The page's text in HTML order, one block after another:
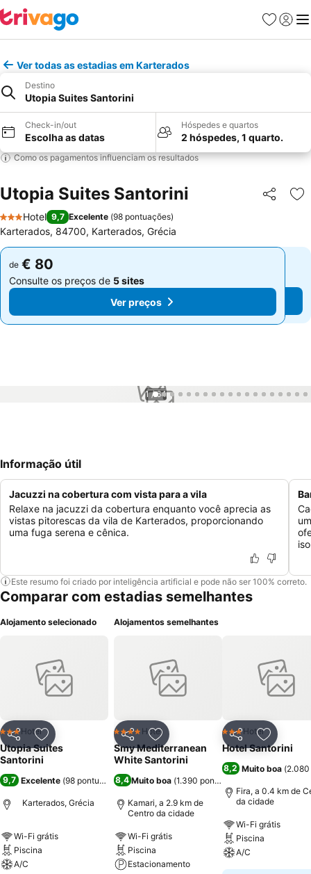
Favoritos
Iniciar
Ver todas as estadias em Karterados
Destino
Utopia Suites Santorini
Check-in/out
Escolha as datas
Hóspedes e quartos
2 hóspedes, 1 quarto.
Como os pagamentos influenciam os resultados
Utopia Suites Santorini Partilhar
3 Estrelas
Hotel 9,7 Excelente (98 pontuações)
Karterados, 84700, Karterados, Grécia
de € 80
Consulte os preços de 5 sites
Ver preços
de € 80
Consulte os preços de 5 sites
Ver preços
1 / 64
Informação útil
Jacuzzi na cobertura com vista para a vila
Relaxe na jacuzzi da cobertura enquanto você aprecia as
vistas pitorescas da vila de Karterados, proporcionando
uma fuga serena e cênica.
Este resumo foi criado por inteligência artificial e pode não ser 100% correto.
Comparar com estadias semelhantes
Alojamento selecionado
PartilharAdicionar aos favoritos
3 Estrelas
Hotel
Utopia Suites
Santorini
9,7 Excelente (98 pontuações)
Karterados, Grécia
Wi-Fi grátis
Piscina
A/C
Alojamentos semelhantes
PartilharAdicionar aos favoritos
4 EstrelasHotel
Smy Mediterranean
White Santorini
8,4 Muito boa (1.390 pontuações
Kamari, a 2.9 km de
Centro da cidade
Wi-Fi grátis
Piscina
Estacionamento
Partilhar
3 Estrelas
Hotel
Hotel Santorini
8,2 Muito boa (2.080
Fira, a 0.4 km de
da cidade
Wi-Fi grátis
Piscina
A/C